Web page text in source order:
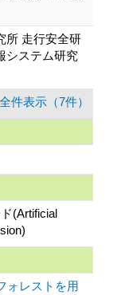
所 走行安全研
システム研究
全件表示（7件）
(Artificial
ォレストを用